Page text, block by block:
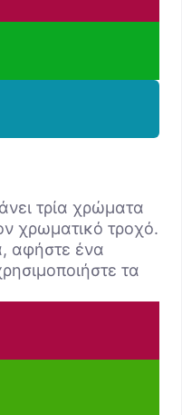
τρία χρώματα
χρωματικό τροχό.
αφήστε ένα
τα